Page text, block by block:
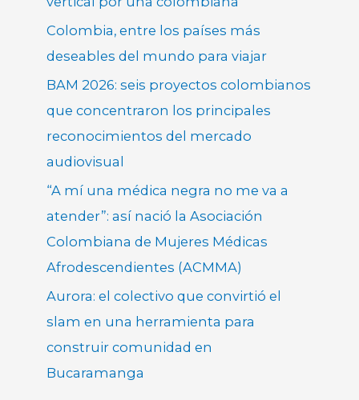
Colombia, entre los países más
deseables del mundo para viajar
BAM 2026: seis proyectos colombianos
que concentraron los principales
reconocimientos del mercado
audiovisual
“A mí una médica negra no me va a
atender”: así nació la Asociación
Colombiana de Mujeres Médicas
Afrodescendientes (ACMMA)
Aurora: el colectivo que convirtió el
slam en una herramienta para
construir comunidad en
Bucaramanga